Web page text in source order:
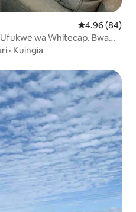
Ukadiriaji wa
4.96 (84)
wa Whitecap. Bwawa
· Kuingia